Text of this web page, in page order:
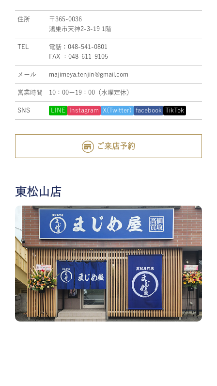
住所
〒365-0036
鴻巣市天神2-3-19 1階
TEL
電話：048-541-0801
FAX ：048-611-9105
メール majimeya.tenjin@gmail.com
営業時間 10：00ー19：00（水曜定休）
SNS LINE Instagram X(Twitter) facebook TikTok
ご来店予約
東松山店